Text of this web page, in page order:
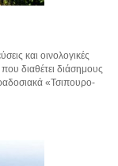
και οινολογικές
διαθέτει διάσημους
«Τσιπουρο-